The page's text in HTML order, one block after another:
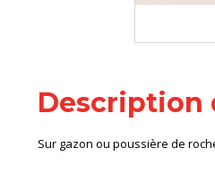
Description
Sur gazon ou poussière de